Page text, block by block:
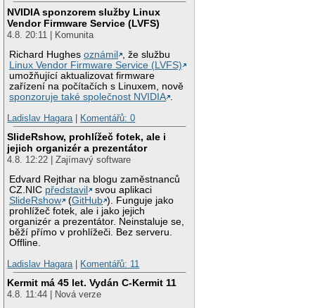
NVIDIA sponzorem služby Linux
Vendor Firmware Service (LVFS)
4.8. 20:11 | Komunita
Richard Hughesoznámil
, že službu
Linux Vendor Firmware Service (LVFS)
umožňující aktualizovat firmware
zařízení na počítačích s Linuxem, nově
sponzoruje také společnost NVIDIA .
Ladislav Hagara| Komentářů: 0
SlideRshow, prohlížeč fotek, ale i
jejich organizér a prezentátor
4.8. 12:22 | Zajímavý software
Edvard Rejthar na blogu zaměstnanců
CZ.NIC představil
svou aplikaci
SlideRshow
(GitHub ). Funguje jako
prohlížeč fotek, ale i jako jejich
organizér a prezentátor. Neinstaluje se,
běží přímo v prohlížeči. Bez serveru.
Offline.
Ladislav Hagara| Komentářů: 11
Kermit má 45 let. Vydán C-Kermit 11
4.8. 11:44 | Nová verze